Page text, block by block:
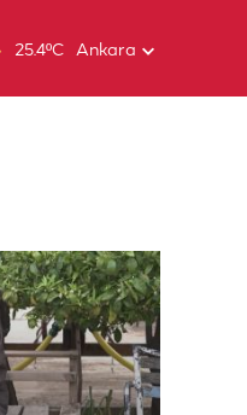
25.4ºC Ankara